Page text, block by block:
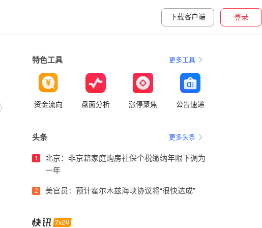
下载客户端 登录
特色工具 更多工具
资金流向 盘面分析 涨停聚焦 公告速递
头条 更多头条
1
北京：非京籍家庭购房社保个税缴纳年限下调为
一年
2 美官员：预计霍尔木兹海峡协议将“很快达成”